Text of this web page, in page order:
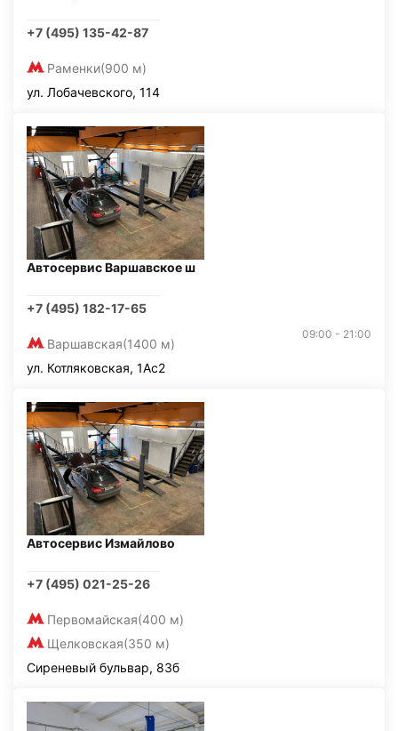
+7 (495) 135-42-87
Раменки(900 м)
ул. Лобачевского, 114
Автосервис Варшавское ш
+7 (495) 182-17-65
Варшавская(1400 м)
09:00 - 21:00
ул. Котляковская, 1Ас2
Автосервис Измайлово
+7 (495) 021-25-26
Первомайская(400 м)
Щелковская(350 м)
Сиреневый бульвар, 83б